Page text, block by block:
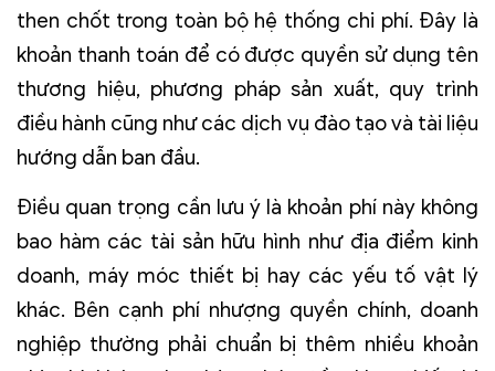
then chốt trong toàn bộ hệ thống chi phí. Đây là
khoản thanh toán để có được quyền sử dụng tên
thương hiệu, phương pháp sản xuất, quy trình
điều hành cũng như các dịch vụ đào tạo và tài liệu
hướng dẫn ban đầu.
Điều quan trọng cần lưu ý là khoản phí này không
bao hàm các tài sản hữu hình như địa điểm kinh
doanh, máy móc thiết bị hay các yếu tố vật lý
khác. Bên cạnh phí nhượng quyền chính, doanh
nghiệp thường phải chuẩn bị thêm nhiều khoản